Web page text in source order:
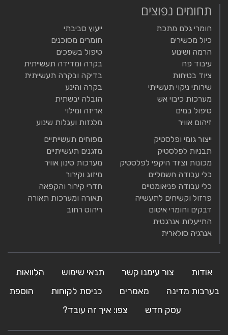
תחומים נפוצים
חומרי גלם מתכת
כיול מכשירים
הרמה ושינוע
עיבוד פח
ציוד בטיחות
שירותי ניקוי תעשייתי
מערכות כיבוי אש
טיפול במים
זיהום אוויר
ייעוץ סביבתי
חומרים מסוכנים
טיפול בשפכים
בקרה ומדידה תעשייתית
בדיקה ובקרה תעשייתית
בקרה והינע
הובלה יבשתית
אריזה ומילוי
מלגזות ועגלות שינוע
ייצור גומי ופלסטיק
תבניות לפלסטיק
מכונות וציוד היקפי לפלסטיק
כלי עבודה חשמליים
כלי עבודה פניאומטיים
פרזול וקשיחים לתעשייה
דבקים וחומרי איטום
התייעלות אנרגטית
אנרגיה סולארית
מפוחים תעשייתיים
מזגנים תעשייתיים
מערכות סינון אוויר
מיזוג וקירור
חדרי קירור והקפאה
תאורה ומערכות תאורה
ריהוט רחוב
אודות צור עימנו קשר תנאי שימוש
הלוואות
בערבות מדינה
מאמרים כניסת לקוחות
הוספת
עסק חדש
צפו: איך זה עובד?